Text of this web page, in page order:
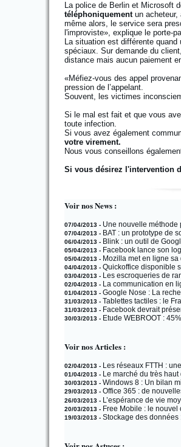
La police de Berlin et Microsoft
téléphoniquementun acheteur,
même alors, le service sera
l'improviste», explique le porte-
La situation est différente
spéciaux. Sur demande du
distance mais aucun paiement
«Méfiez-vous des appel
pression de l’appelant.
Souvent, les victimes
Si le mal est fait et que vous
toute infection.
Si vous avez également
votre virement.
Nous vous conseillons
Si vous désirez l'intervention
Voir nos News :
07/04/2013 - Une nouvelle méthode
07/04/2013 - BAT : un prototype de
06/04/2013 - Blink : un outil de
05/04/2013 - Facebook lance son
05/04/2013 - Mozilla met en ligne
04/04/2013 - Quickoffice disponible
03/04/2013 - Les escroqueries de
02/04/2013 - La communication en
01/04/2013 - Google Nose : La
31/03/2013 - Tablettes tactiles : le
31/03/2013 - Facebook devrait
30/03/2013 - Etude WEBROOT :
Voir nos Articles :
02/04/2013 - Les réseaux FTTH :
01/04/2013 - Le marché du très
30/03/2013 - Windows 8 : Un bilan
29/03/2013 - Office 365 : de
26/03/2013 - L’espérance de vie
20/03/2013 - Free Mobile : le
19/03/2013 - Stockage des données